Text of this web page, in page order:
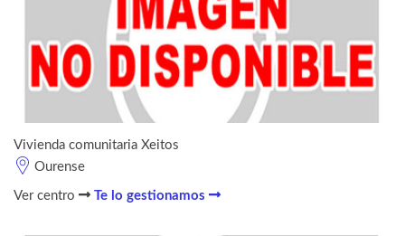
Vivienda comunitaria Xeitos
Ourense
Ver centro Te lo gestionamos